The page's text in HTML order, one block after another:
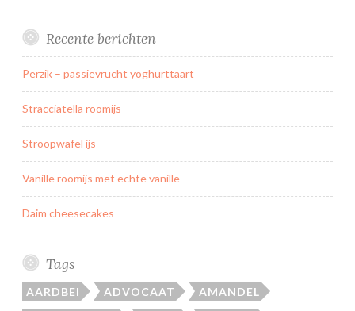
Recente berichten
Perzik – passievrucht yoghurttaart
Stracciatella roomijs
Stroopwafel ijs
Vanille roomijs met echte vanille
Daim cheesecakes
Tags
AARDBEI ADVOCAAT AMANDEL